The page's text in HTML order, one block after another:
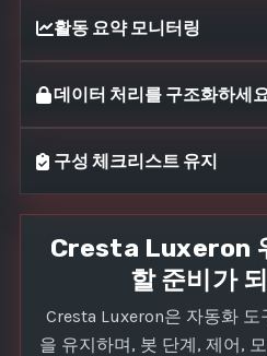
활동 요약 모니터링
데이터 처리를 구조화하세요
구성 체크리스트 유지
Cresta Luxeron
할 준비가
Cresta Luxeron은 자동화
을 유지하며, 봇 단계, 제어,